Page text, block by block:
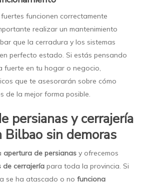
funcionen correctamente
realizar un mantenimiento
que la cerradura y los sistemas
perfecto estado. Si estás pensando
fuerte en tu hogar o negocio,
que te asesorarán sobre cómo
de la mejor forma posible.
persianas y cerrajería
Bilbao sin demoras
apertura de persianasy ofrecemos
de cerrajeríapara toda la provincia. Si
se ha atascado o no funciona